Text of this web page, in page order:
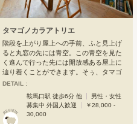
タマゴノカラアトリエ
階段を上がり屋上への手前、ふと見上げ
ると丸窓の先には青空。この青空を見た
く進んで行った先には開放感ある屋上に
辿り着くことができます。そぅ、タマゴ
ノカラアトリエは、まるで空を独り占め
見、無骨な建物の内装は、フランス、パ
リ13区の女子寮での経験をいかして、シ
ンプルな中にも優しさを感じていただけ
DETAIL :
鞍馬口駅 徒歩6分 他
男性・女性
募集中 外国人歓迎
￥28,000 -
30,000